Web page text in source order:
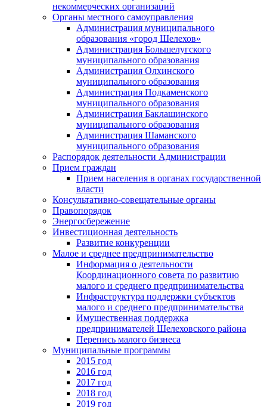
некоммерческих организаций
Органы местного самоуправления
Администрация муниципального
образования «город Шелехов»
Администрация Большелугского
муниципального образования
Администрация Олхинского
муниципального образования
Администрация Подкаменского
муниципального образования
Администрация Баклашинского
муниципального образования
Администрация Шаманского
муниципального образования
Распорядок деятельности Администрации
Прием граждан
Прием населения в органах государственной
власти
Консультативно-совещательные органы
Правопорядок
Энергосбережение
Инвестиционная деятельность
Развитие конкуренции
Малое и среднее предпринимательство
Информация о деятельности
Координационного совета по развитию
малого и среднего предпринимательства
Инфраструктура поддержки субъектов
малого и среднего предпринимательства
Имущественная поддержка
предпринимателей Шелеховского района
Перепись малого бизнеса
Муниципальные программы
2015 год
2016 год
2017 год
2018 год
2019 год